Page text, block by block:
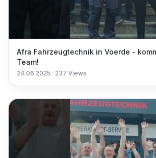
Afra Fahrzeugtechnik in Voerde -
Team!
24.06.2025 · 237 Views